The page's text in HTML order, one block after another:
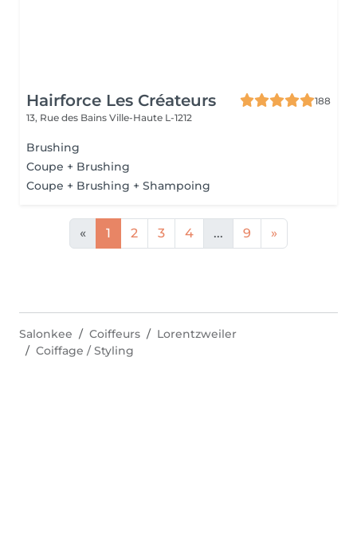
Hairforce Les Créateurs
188
13, Rue des Bains Ville-Haute L-1212
Brushing
Coupe + Brushing
Coupe + Brushing + Shampoing
« 1 2 3 4 ... 9 »
Salonkee Coiffeurs
Lorentzweiler
Coiffage / Styling